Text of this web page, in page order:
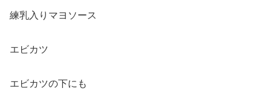
練乳入りマヨソース
エビカツ
エビカツの下にも